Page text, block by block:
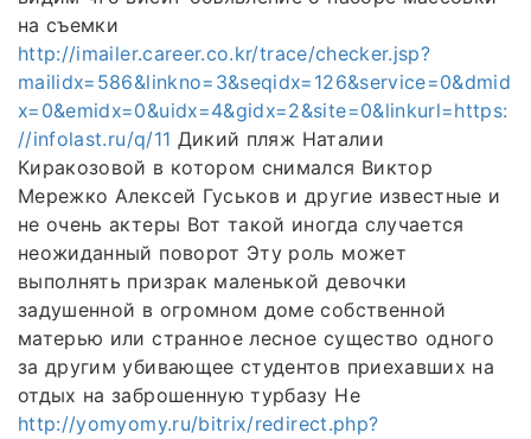
на съемки
http://imailer.career.co.kr/trace/checker.jsp?
mailidx=586&linkno=3&seqidx=126&service=0&dmid
x=0&emidx=0&uidx=4&gidx=2&site=0&linkurl=https:
//infolast.ru/q/11 Дикий пляж Наталии
Киракозовой в котором снимался Виктор
Мережко Алексей Гуськов и другие известные и
не очень актеры Вот такой иногда случается
неожиданный поворот Эту роль может
выполнять призрак маленькой девочки
задушенной в огромном доме собственной
матерью или странное лесное существо одного
за другим убивающее студентов приехавших на
отдых на заброшенную турбазу Не
http://yomyomy.ru/bitrix/redirect.php?